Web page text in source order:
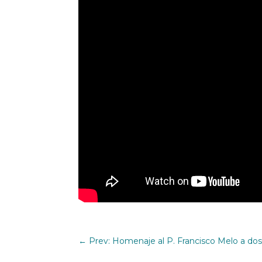
← Prev: Homenaje al P. Francisco Melo a